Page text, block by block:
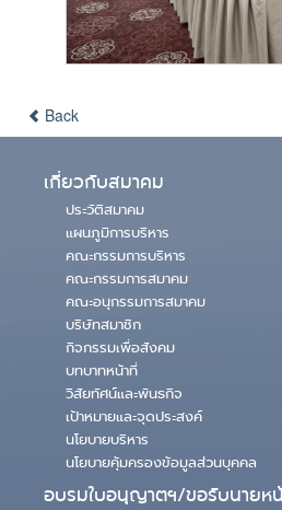
Back
เกี่ยวกับสมาคม
ประวัติสมาคม
แผนภูมิการบริหาร
คณะกรรมการบริหาร
คณะกรรมการสมาคม
คณะอนุกรรมการสมาคม
บริษัทสมาชิก
กิจกรรมเพื่อสังคม
บทบาทหน้าที่
วิสัยทัศน์และพันธกิจ
เป้าหมายและจุดประสงค์
นโยบายบริหาร
นโยบายคุ้มครองข้อมูลส่วนบุคคล
อบรมใบอนุญาตฯ/ขอรับนายห